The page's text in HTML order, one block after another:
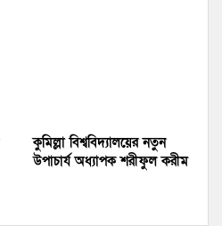
কুমিল্লা বিশ্ববিদ্যালয়ের নতুন
উপাচার্য অধ্যাপক শরীফুল করীম